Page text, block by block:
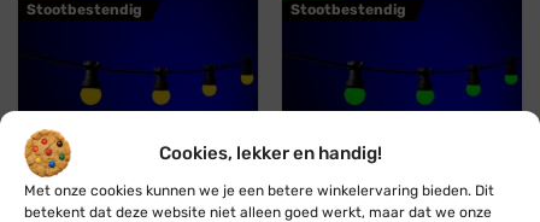
Cookies, lekker en handig!
Met onze cookies kunnen we je een betere winkelervaring bieden. Dit
betekent dat deze website niet alleen goed werkt, maar dat we onze
Stootbestendig
Professioneel
Koppelbaar
Stootbestendig
Professioneel
Koppelbaar